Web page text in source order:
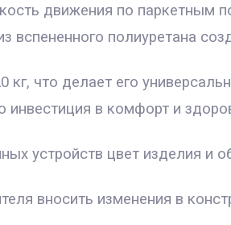
движения по паркетным
вспененного полиуретана
что делает его
в комфорт и
устройств цвет изделия и
вносить изменения в